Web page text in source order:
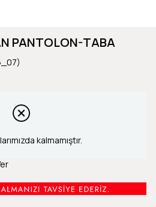
PANTOLON-TABA
kalmamıştır.